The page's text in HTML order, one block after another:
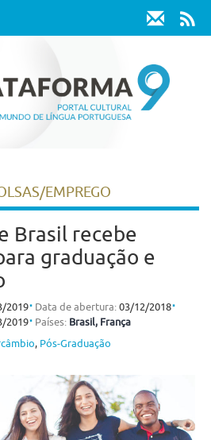
EMPREGO
Brasil recebe
graduação e
2019⋅ Data de abertura: 03/12/2018⋅
2019⋅ Países: Brasil, França
, Pós-Graduação